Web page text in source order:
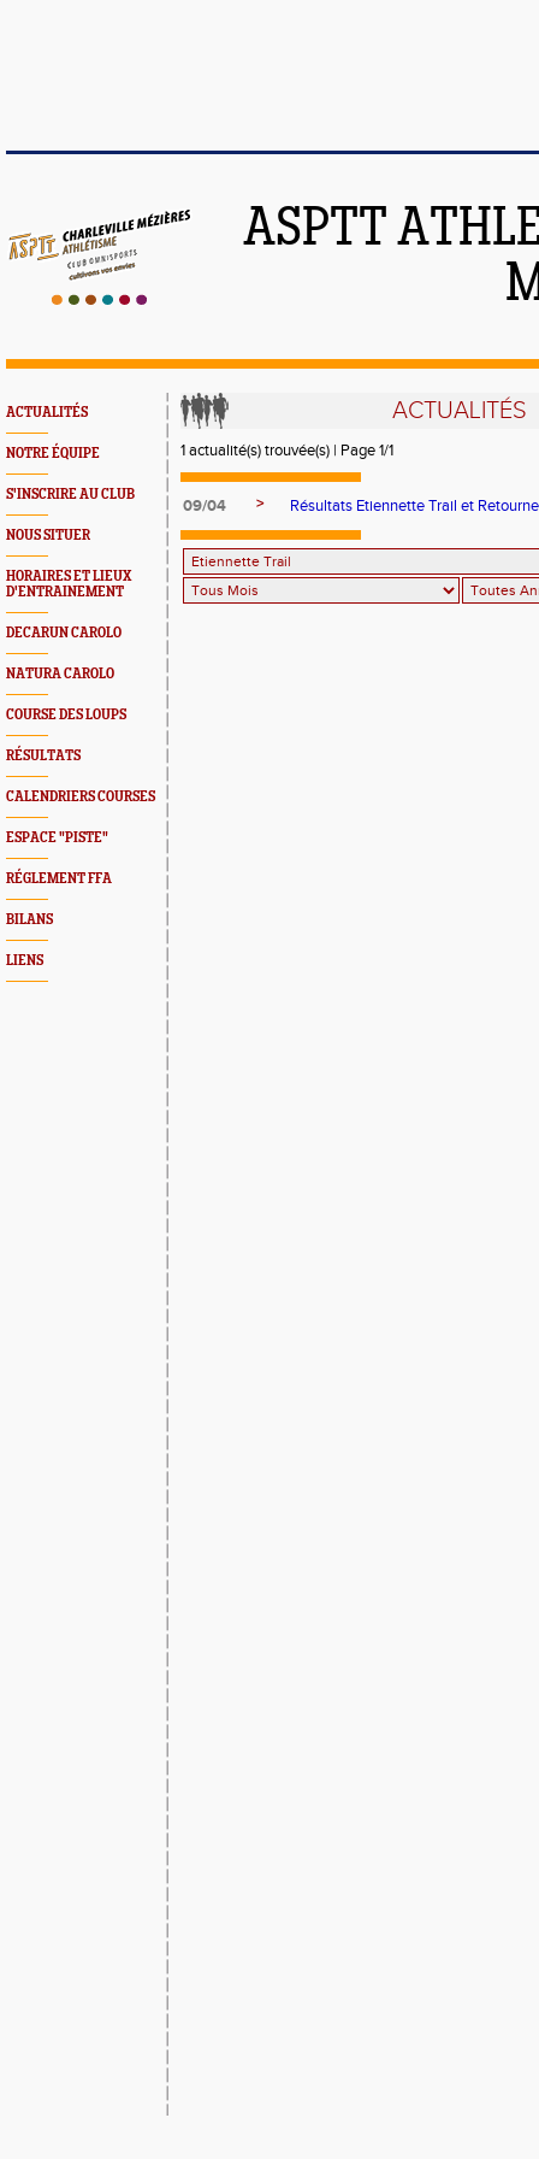
ASPTT
ACTUALITÉS
NOTRE ÉQUIPE
S'INSCRIRE AU CLUB
NOUS SITUER
HORAIRES ET LIEUX
D'ENTRAINEMENT
DECARUN CAROLO
NATURA CAROLO
COURSE DES LOUPS
RÉSULTATS
CALENDRIERS COURSES
ESPACE "PISTE"
RÉGLEMENT FFA
BILANS
LIENS
ACTUALITÉS
1 actualité(s) trouvée(s) | Page 1/1
09/04 > Résultats Etiennette Trail et